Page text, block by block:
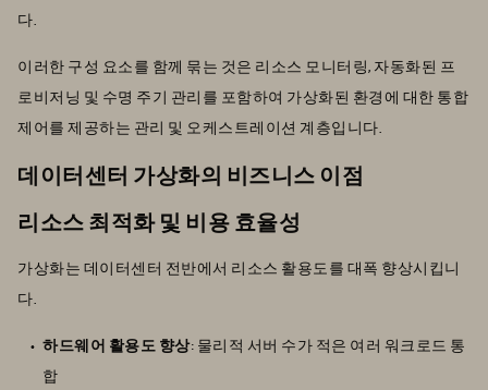
다.
이러한 구성 요소를 함께 묶는 것은 리소스 모니터링, 자동화된 프
로비저닝 및 수명 주기 관리를 포함하여 가상화된 환경에 대한 통합
제어를 제공하는 관리 및 오케스트레이션 계층입니다.
데이터센터 가상화의 비즈니스 이점
리소스 최적화 및 비용 효율성
가상화는 데이터센터 전반에서 리소스 활용도를 대폭 향상시킵니
다.
하드웨어 활용도 향상: 물리적 서버 수가 적은 여러 워크로드 통
합